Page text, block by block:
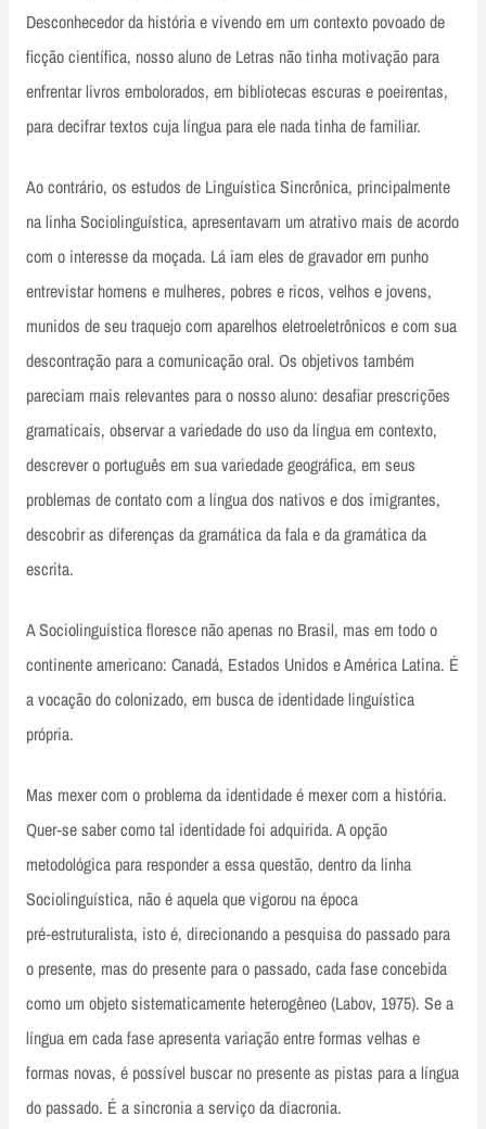
Desconhecedor da história e vivendo em um contexto povoado de
ficção científica, nosso aluno de Letras não tinha motivação para
enfrentar livros embolorados, em bibliotecas escuras e poeirentas,
para decifrar textos cuja língua para ele nada tinha de familiar.
Ao contrário, os estudos de Linguística Sincrônica, principalmente
na linha Sociolinguística, apresentavam um atrativo mais de acordo
com o interesse da moçada. Lá iam eles de gravador em punho
entrevistar homens e mulheres, pobres e ricos, velhos e jovens,
munidos de seu traquejo com aparelhos eletroeletrônicos e com sua
descontração para a comunicação oral. Os objetivos também
pareciam mais relevantes para o nosso aluno: desafiar prescrições
gramaticais, observar a variedade do uso da língua em contexto,
descrever o português em sua variedade geográfica, em seus
problemas de contato com a língua dos nativos e dos imigrantes,
descobrir as diferenças da gramática da fala e da gramática da
escrita.
A Sociolinguística floresce não apenas no Brasil, mas em todo o
continente americano: Canadá, Estados Unidos e América Latina. É
a vocação do colonizado, em busca de identidade linguística
própria.
Mas mexer com o problema da identidade é mexer com a história.
Quer‑se saber como tal identidade foi adquirida. A opção
metodológica para responder a essa questão, dentro da linha
Sociolinguística, não é aquela que vigorou na época
pré‑estruturalista, isto é, direcionando a pesquisa do passado para
o presente, mas do presente para o passado, cada fase concebida
como um objeto sistematicamente heterogêneo (Labov, 1975). Se a
língua em cada fase apresenta variação entre formas velhas e
formas novas, é possível buscar no presente as pistas para a língua
do passado. É a sincronia a serviço da diacronia.